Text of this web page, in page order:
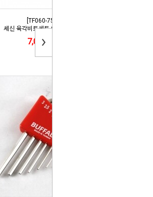
[TF060-75]
세신 육각비트세트 SB-HBS75
7,000원